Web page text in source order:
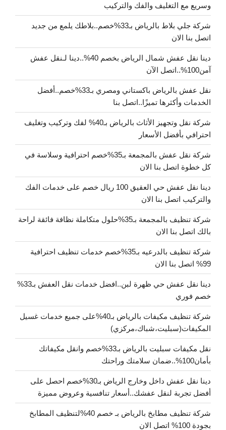
وسريع مع التغليف والفك والتركيب
شركة جلي بلاط بالرياض بـ33%خصم..بلاطك يلمع من جديد
اتصل بنا الان
دينا نقل عفش شمال الرياض بخصم 40%..دينا لـنقل عفش
آمن100%..اتصل الآن
نقل عفش بالرياض باكستاني ومصري بـ33%خصم..أفضل
الخدمات وأكثرها تميزًا..اتصل بنا
شركة نقل وتجهيز الأثاث بالرياض بـ40% لفك وتركيب وتغليف
احترافي بأفضل الأسعار
شركة نقل عفش بالمجمعة بـ35%خصم احترافية وسلاسة في
كل خطوة اتصل بنا الان
دينا نقل عفش حي العقيق 100 ريال خصم على خدمات الفك
والتركيب اتصل بنا الان
شركة تنظيف بالمجمعة بـ35%حلول متكاملة نظافة فائقة لراحة
بالك اتصل بنا الان
شركة تنظيف بالدرعيه بـ35%خصم خدمات تنظيف احترافية
99% اتصل بنا الان
دينا نقل عفش حي ظهرة لبن..افضل خدمات نقل العفش بـ33%
خصم فوري
شركة تنظيف مكيفات بالرياض بـ40%على جميع خدمات غسيل
المكيفات(سبليت،شباك،مركزي)
نقل مكيفات سبليت بالرياض بـ33%خصم وانقل مكيفاتك
بأمان100%..ضمان سلامتك وراحتك
دينا نقل عفش داخل وخارج الرياض بـ30%خصم احصل على
أفضل تجربة لنقل عفشك..أسعار تنافسية وعروض مميزة
شركة تنظيف مطابخ بالرياض بـ خصم 40%لتنظيف المطابخ
بجودة 100% اتصل الان